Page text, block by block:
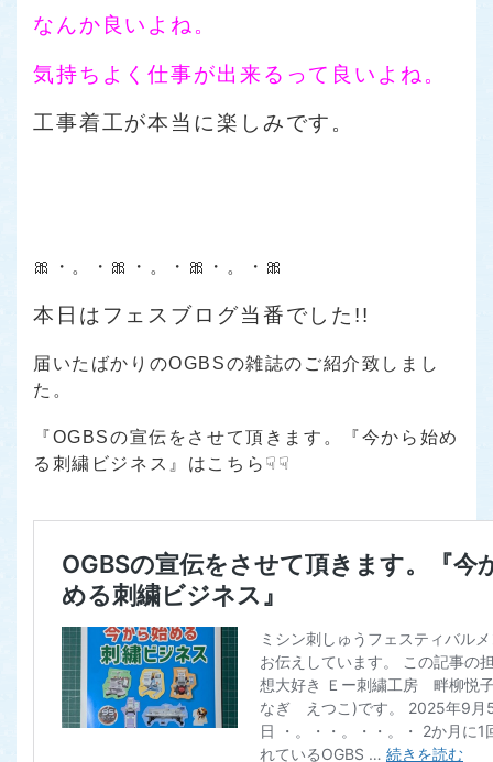
なんか良いよね。
気持ちよく仕事が出来るって良いよね。
工事着工が本当に楽しみです。
🎀・。・🎀・。・🎀・。・🎀
本日はフェスブログ当番でした!!
届いたばかりのOGBSの雑誌のご紹介致しまし
た。
『OGBSの宣伝をさせて頂きます。『今から始め
る刺繍ビジネス』はこちら☟☟